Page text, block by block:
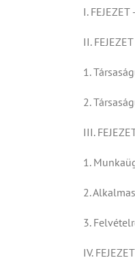
I.
II.
1.
2.
III.
1.
2.
3.
IV.